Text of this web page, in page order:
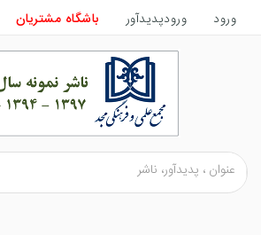
ورود ورودپدیدآور باشگاه مشتریان